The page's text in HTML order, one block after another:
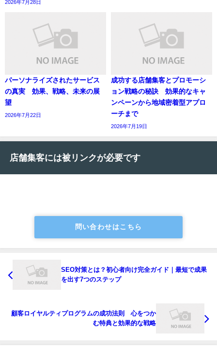
2026年7月28日
パーソナライズされたサービス
の真実 効果、戦略、未来の展
望
2026年7月22日
成功する店舗集客とプロモーシ
ョン戦略の秘訣 効果的なキャ
ンペーンから地域密着型アプロ
ーチまで
2026年7月19日
店舗集客には被リンクが必要です
問い合わせはこちら
SEO対策とは？初心者向け完全ガイド｜最短で成果
を出す7つのステップ
顧客ロイヤルティプログラムの成功法則 心をつか
む特典と効果的な戦略